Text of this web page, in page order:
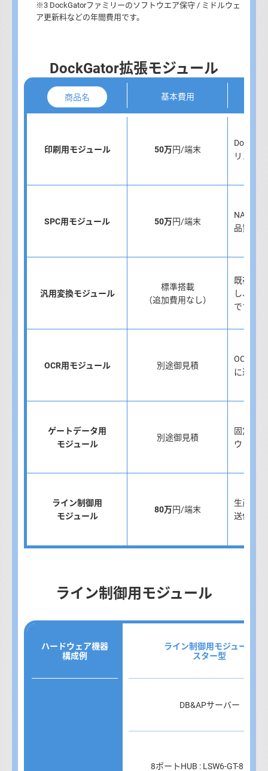
※3 DockGatorファミリーのソフトウエア保守 / ミドルウェ
ア更新料などの年間費用です。
DockGator拡張モジュール
商品名 基本費用
印刷用モジュール 50万円/端末
リント
SPC用モジュール 50万円/端末
品質管
汎用変換モジュール
標準搭載
（追加費用なし）
既存シ
し、
です。
OCR用モジュール 別途御見積
OCRで
に連携
ゲートデータ用
モジュール
別途御見積
固定式
ウドに
ライン制御用
モジュール
80万円/端末
生産ラ
送信や
ライン制御用モジュール
ハードウェア機器
構成例
ライン制御用モジュール
スター型
DB&APサーバー
8ポートHUB : LSW6-GT-8NS/BK